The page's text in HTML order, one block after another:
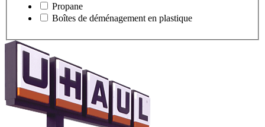
Propane
Boîtes de déménagement en plastique